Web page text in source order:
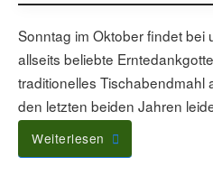
Sonntag im Oktober findet bei
allseits beliebte
traditionelles Tischabendmahl
den letzten beiden Jahren
Weiterlesen